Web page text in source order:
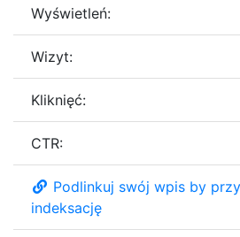
Wyświetleń:
Wizyt:
Kliknięć:
CTR:
Podlinkuj swój wpis by
indeksację